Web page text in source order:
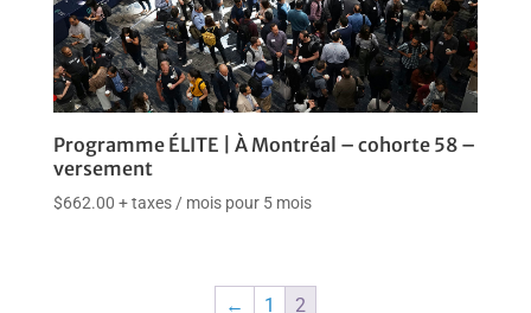
Programme ÉLITE | À Montréal – cohorte 58 –
versement
$662.00 + taxes / mois pour 5 mois
← 1
2